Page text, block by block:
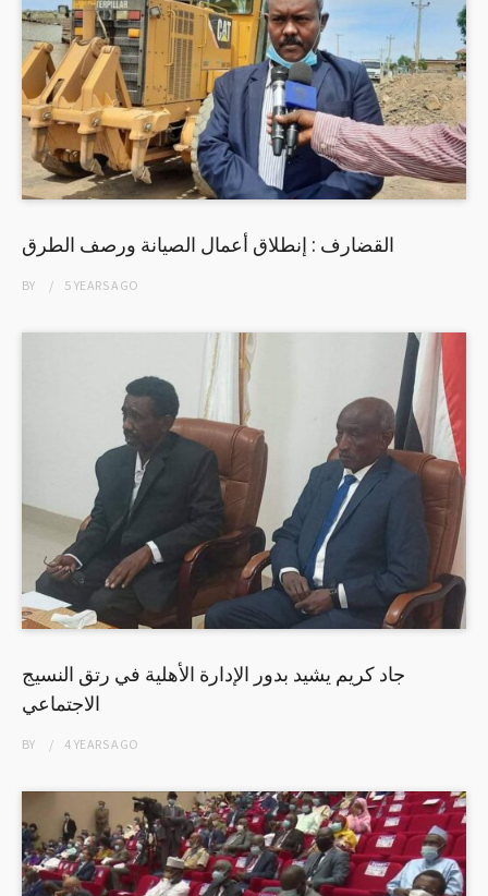
القضارف : إنطلاق أعمال الصيانة ورصف الطرق
BY 5 YEARSAGO
جاد كريم يشيد بدور الإدارة الأهلية في رتق النسيج
الاجتماعي
BY 4 YEARSAGO